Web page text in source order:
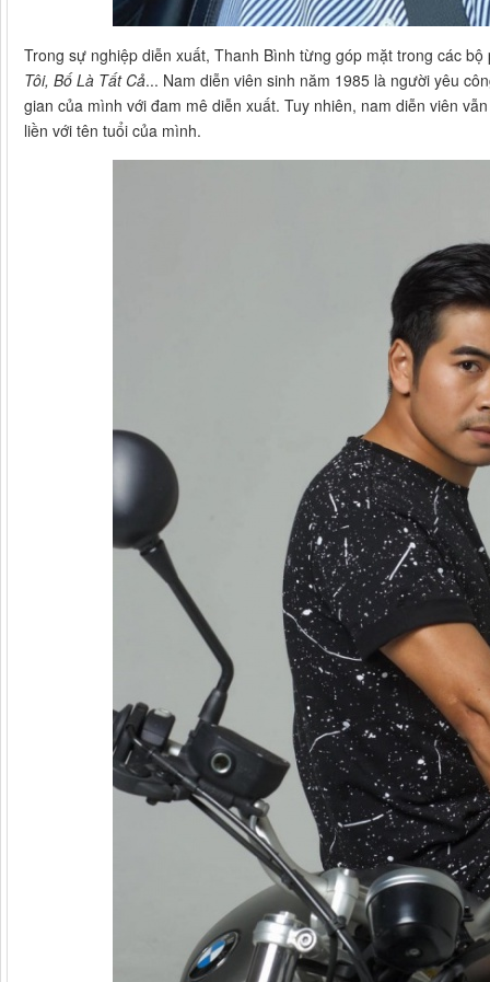
Trong sự nghiệp diễn xuất, Thanh Bình từng góp mặt trong các
Tôi, Bố Là Tất Cả... Nam diễn viên sinh năm 1985 là người yêu
gian của mình với đam mê diễn xuất. Tuy nhiên, nam diễn viên
liền với tên tuổi của mình.